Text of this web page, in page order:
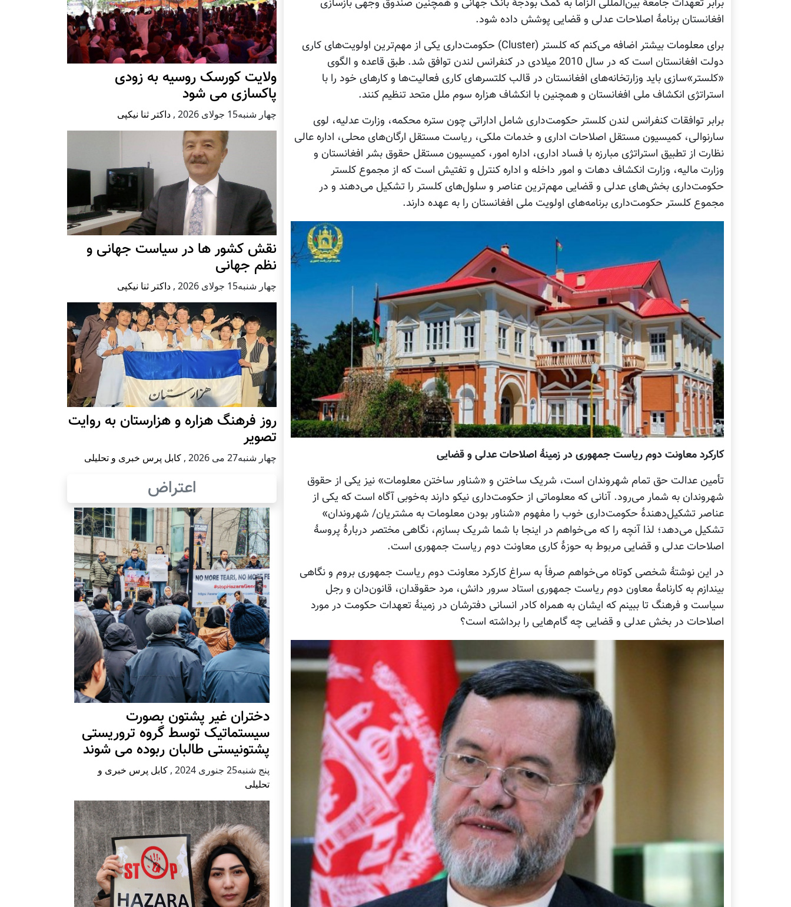
افغانستان برنامۀ اصلاحات عدلی و قضایی پوشش داده شود.
برای معلومات بیشتر اضافه می‌کنم که کلستر (Cluster) حکومت‌داری یکی از مهم‌ترین اولویت‌های کاری
دولت افغانستان است که در سال 2010 میلادی در کنفرانس لندن توافق شد. طبق قاعده و الگوی
«کلستر»سازی باید وزارتخانه‌های افغانستان در قالب کلتسرهای کاری فعالیت‌ها و کارهای خود را با
استراتژی انکشاف ملی افغانستان و همچنین با انکشاف هزاره سوم ملل متحد تنظیم کنند.
برابر توافقات کنفرانس لندن کلستر حکومت‌داری شامل اداراتی چون ستره محکمه، وزارت عدلیه، لوی
سارنوالی، کمیسیون مستقل اصلاحات اداری و خدمات ملکی، ریاست مستقل ارگان‌های محلی، اداره عالی
نظارت از تطبیق استراتژی مبارزه با فساد اداری، اداره امور، کمیسیون مستقل حقوق بشر افغانستان و
وزارت مالیه، وزارت انکشاف دهات و امور داخله و اداره کنترل و تفتیش است که از مجموع کلستر
حکومت‌داری بخش‌های عدلی و قضایی مهم‌ترین عناصر و سلول‌های کلستر را تشکیل می‌دهند و در
مجموع کلستر حکومت‌داری برنامه‌های اولویت ملی افغانستان را به عهده دارند.
کارکرد معاونت دوم ریاست جمهوری در زمینۀ اصلاحات عدلی و قضایی
تأمین عدالت حق تمام شهروندان است، شریک ساختن و «شناور ساختن معلومات» نیز یکی از حقوق
شهروندان به شمار می‌رود. آنانی که معلوماتی از حکومت‌داری نیکو دارند به‌خوبی آگاه است که یکی از
عناصر تشکیل‌دهندۀ حکومت‌داری خوب را مفهوم «شناور بودن معلومات به مشتریان/ شهروندان»
تشکیل می‌دهد؛ لذا آنچه را که می‌خواهم در اینجا با شما شریک بسازم، نگاهی مختصر دربارۀ پروسۀ
اصلاحات عدلی و قضایی مربوط به حوزۀ کاری معاونت دوم ریاست جمهوری است.
در این نوشتۀ شخصی کوتاه می‌خواهم صرفاً به سراغ کارکرد معاونت دوم ریاست جمهوری بروم و نگاهی
بیندازم به کارنامۀ معاون دوم ریاست جمهوری استاد سرور دانش، مرد حقوقدان، قانون‌دان و رجل
سیاست و فرهنگ تا ببینم که ایشان به همراه کادر انسانی دفترشان در زمینۀ تعهدات حکومت در مورد
اصلاحات در بخش عدلی و قضایی چه گام‌هایی را برداشته است؟
ولایت کورسک روسیه به زودی
پاکسازی می شود
چهار شنبه15 جولای 2026 , داکتر ثنا نیکپی
نقش کشور ها در سیاست جهانی و
نظم جهانی
چهار شنبه15 جولای 2026 , داکتر ثنا نیکپی
روز فرهنگ هزاره و هزارستان به روایت
تصویر
چهار شنبه27 می 2026 , کابل پرس خبری و تحلیلی
اعتراض
دختران غیر پشتون بصورت
سیستماتیک توسط گروه تروریستی
پشتونیستی طالبان ربوده می شوند
پنج شنبه25 جنوری 2024 , کابل پرس خبری و
تحلیلی